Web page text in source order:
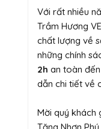
Với rất nhiều
Trầm Hương
chất lượng về
những chính
2h an toàn
dẫn chi tiết về
Mời quý khách
Tăng Nhơn